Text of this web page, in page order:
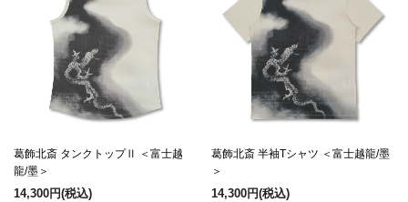
葛飾北斎 タンクトップⅡ ＜富士越
龍/墨＞
14,300円(税込)
葛飾北斎 半袖Tシャツ ＜富士越龍/墨
＞
14,300円(税込)